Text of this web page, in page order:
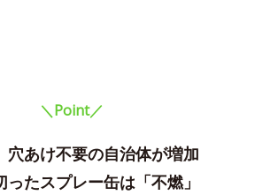
＼Point／
穴あけ不要の自治体が増加
ったスプレー缶は「不燃」